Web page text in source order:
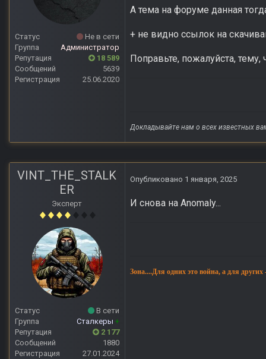
Статус
Не в сети
Группа
Администратор
Репутация
18 589
Сообщений
5639
Регистрация
25.06.2020
А тема на форуме данная
+ не видно ссылок на
Поправьте, пожалуйста,
Докладывайте нам о всех известных
VINT_THE_STALK
ER
Эксперт
Статус
В сети
Группа
Сталкеры +
Репутация
2 177
Сообщений
1880
Регистрация
27.01.2024
Опубликовано 1 января, 2025
И снова на Anomaly...
Зона....Для одних это война, а для